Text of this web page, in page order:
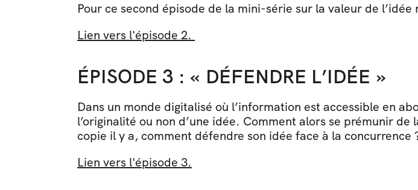
Pour ce second épisode de la mini-série sur la valeur de
Lien vers l'épisode 2.
ÉPISODE 3 : « DÉFENDRE L’IDÉE »
Dans un monde digitalisé où l’information est accessible en
l’originalité ou non d’une idée. Comment alors se prémunir
copie il y a, comment défendre son idée face à la concurrence
Lien vers l'épisode 3.